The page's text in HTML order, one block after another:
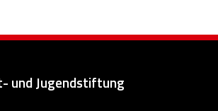
und Jugendstiftung